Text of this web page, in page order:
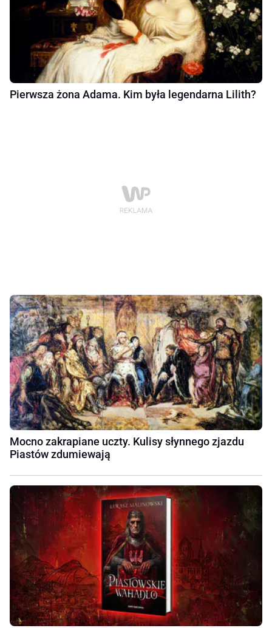
Pierwsza żona Adama. Kim była legendarna Lilith?
Mocno zakrapiane uczty. Kulisy słynnego zjazdu
Piastów zdumiewają